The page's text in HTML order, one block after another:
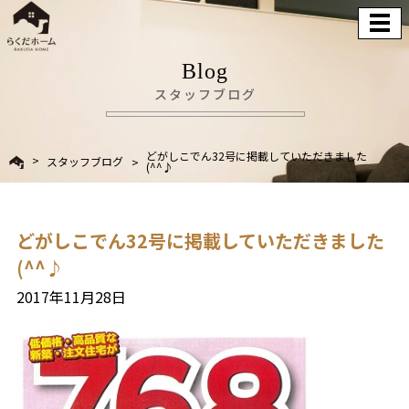
Blog
スタッフブログ
スタッフブログ どがしこでん32号に掲載していただきました
(^^♪
どがしこでん32号に掲載していただきました
(^^♪
2017年11月28日